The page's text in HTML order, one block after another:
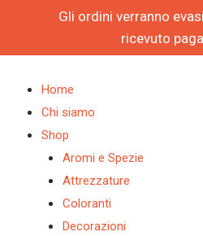
Gli ordini verranno
ricevuto
contenuto
Home
Chi siamo
Shop
Aromi e Spezie
Attrezzature
Coloranti
Decorazioni
search
searchGELATO
1500CA
20PZ
MEDAC
quantità